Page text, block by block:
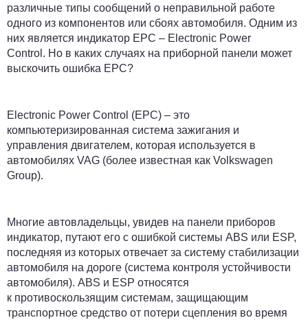
различные типы сообщений о неправильной работе
одного из компонентов или сбоях автомобиля. Одним из
них является индикатор EPC – Electronic Power
Control. Но в каких случаях на приборной панели может
выскочить ошибка EPC?
Electronic Power Control (EPC) – это
компьютеризированная система зажигания и
управления двигателем, которая используется в
автомобилях VAG (более известная как Volkswagen
Group).
Многие автовладельцы, увидев на панели приборов
индикатор, путают его с ошибкой системы ABS или ESP,
последняя из которых отвечает за систему стабилизации
автомобиля на дороге (система контроля устойчивости
автомобиля). ABS и ESP относятся
к противоскользящим системам, защищающим
транспортное средство от потери сцепления во время